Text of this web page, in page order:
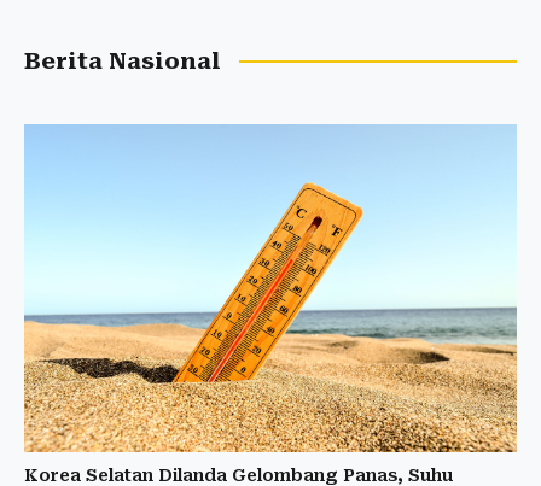
Berita Nasional
Korea Selatan Dilanda Gelombang Panas, Suhu